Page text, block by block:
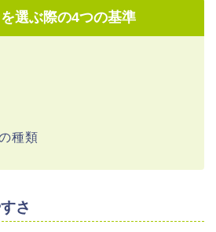
選ぶ際の4つの基準
種類
さ